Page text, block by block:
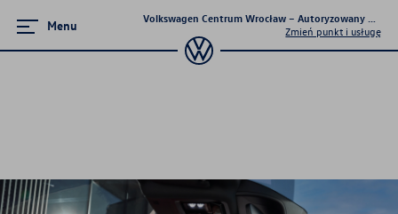
Menu
Volkswagen Centrum Wrocław – Autoryzowany
Zmień punkt i usługę
Supermocne okazje na SUVy